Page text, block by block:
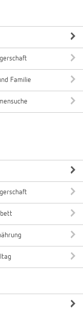
Familie